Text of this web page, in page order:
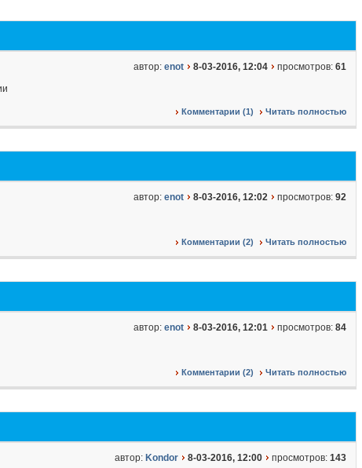
автор: enot 8-03-2016, 12:04 просмотров: 61
Комментарии (1) Читать полностью
автор: enot 8-03-2016, 12:02 просмотров: 92
Комментарии (2) Читать полностью
автор: enot 8-03-2016, 12:01 просмотров: 84
Комментарии (2) Читать полностью
автор: Kondor 8-03-2016, 12:00 просмотров: 143